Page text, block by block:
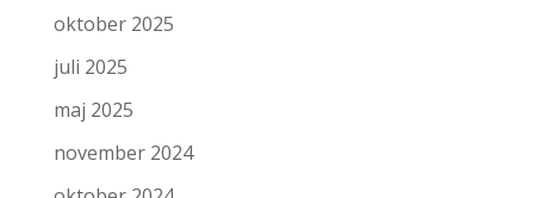
oktober 2025
juli 2025
maj 2025
november 2024